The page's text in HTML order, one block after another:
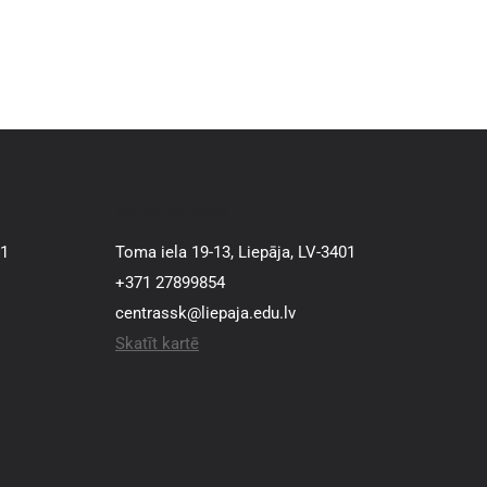
Toma iela 19-13, Liepāja, LV-3401
+371 27899854
centrassk@liepaja.edu.lv
Skatīt kartē